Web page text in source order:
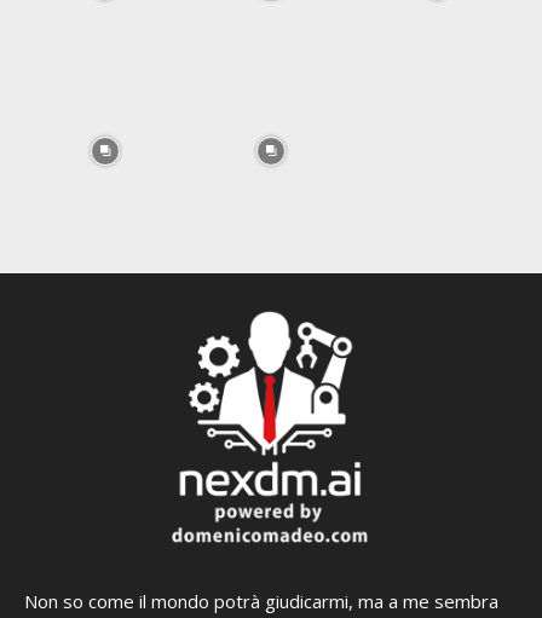
Non so come il mondo potrà giudicarmi, ma a me sembra